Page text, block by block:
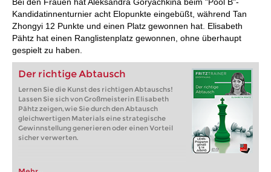
Kandidatinnenturnier acht Elopunkte eingebüßt, während Tan
Zhongyi 12 Punkte und einen Platz gewonnen hat. Elisabeth
Pähtz hat einen Ranglistenplatz gewonnen, ohne überhaupt
gespielt zu haben.
Der richtige Abtausch
Lernen Sie die Kunst des richtigen Abtauschs!
Lassen Sie sich von Großmeisterin Elisabeth
Pähtz zeigen, wie Sie durch den Abtausch
gleichwertigen Materials eine strategische
Gewinnstellung generieren oder einen Vorteil
sicher verwerten.